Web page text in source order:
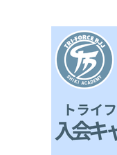
BLOG
アクセス
English